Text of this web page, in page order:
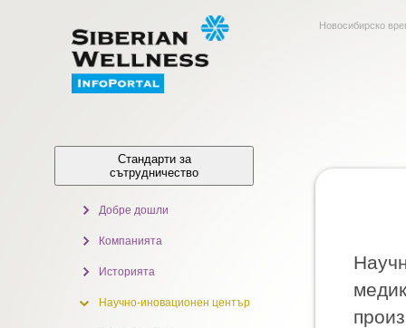
Новосибирско
Стандарти за
сътрудничество
Добре дошли
Компанията
Историята
Научно-иновационен център